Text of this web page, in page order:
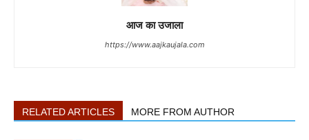
आज का उजाला
https://www.aajkaujala.com
RELATED ARTICLES MORE FROM AUTHOR